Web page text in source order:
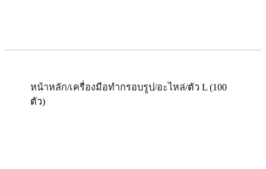
หน้าหลัก/เครื่องมือทำกรอบรูป/อะไหล่/ตัว L (100
ตัว)